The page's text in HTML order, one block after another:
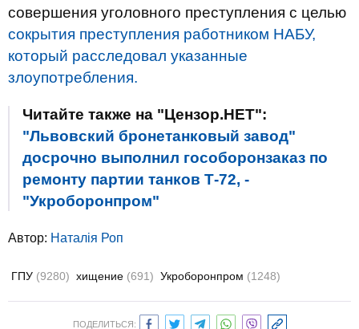
совершения уголовного преступления с целью
сокрытия преступления работником НАБУ,
который расследовал указанные
злоупотребления.
Читайте также на "Цензор.НЕТ":
"Львовский бронетанковый завод"
досрочно выполнил гособоронзаказ по
ремонту партии танков Т-72, -
"Укроборонпром"
Автор: Наталія Роп
ГПУ (9280) хищение (691) Укроборонпром (1248)
ПОДЕЛИТЬСЯ: